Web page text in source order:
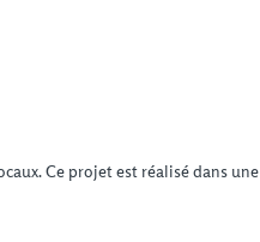
Ce projet est réalisé dans une